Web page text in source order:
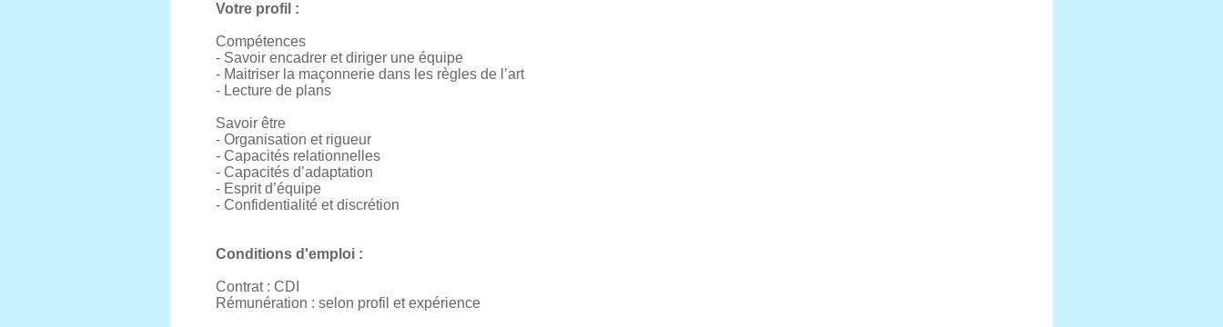
Votre profil :
Compétences
- Savoir encadrer et diriger une équipe
- Maitriser la maçonnerie dans les règles de l’art
- Lecture de plans
Savoir être
- Organisation et rigueur
- Capacités relationnelles
- Capacités d’adaptation
- Esprit d’équipe
- Confidentialité et discrétion
Conditions d'emploi :
Contrat : CDI
Rémunération : selon profil et expérience